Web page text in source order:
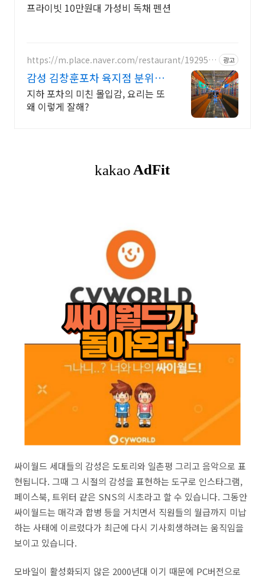
프라이빗 10만원대 가성비 독채 펜션
https://m.place.naver.com/restaurant/192953
광고
감성 김창훈포차 육지점 분위기
미쳤다는 그곳
지하 포차의 미친 몰입감, 요리는 또
왜 이렇게 잘해?
싸이월드 세대들의 감성은 도토리와 일촌평 그리고 음악으로 표
현됩니다. 그때 그 시절의 감성을 표현하는 도구로 인스타그램,
페이스북, 트위터 같은 SNS의 시초라고 할 수 있습니다. 그동안
싸이월드는 매각과 합병 등을 거치면서 직원들의 월급까지 미납
하는 사태에 이르렀다가 최근에 다시 기사회생하려는 움직임을
보이고 있습니다.
모바일이 활성화되지 않은 2000년대 이기 때문에 PC버전으로